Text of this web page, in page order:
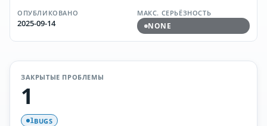
ОПУБЛИКОВАНО
2025-09-14
МАКС. СЕРЬЁЗНОСТЬ
NONE
ЗАКРЫТЫЕ ПРОБЛЕМЫ
1
1BUGS